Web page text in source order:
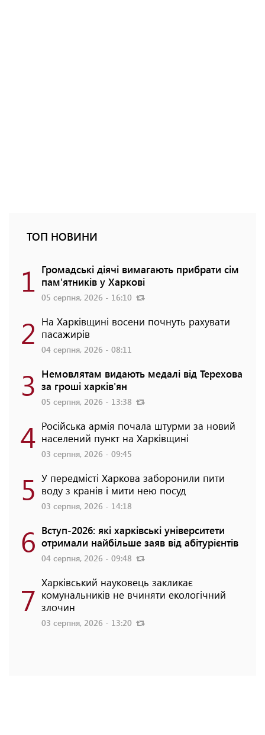
ТОП НОВИНИ
1 Громадські діячі вимагають прибрати сім
пам'ятників у Харкові
05 серпня, 2026 - 16:10
2 На Харківщині восени почнуть рахувати
пасажирів
04 серпня, 2026 - 08:11
3 Немовлятам видають медалі від Терехова
за гроші харків'ян
05 серпня, 2026 - 13:38
4 Російська армія почала штурми за новий
населений пункт на Харківщині
03 серпня, 2026 - 09:45
5 У передмісті Харкова заборонили пити
воду з кранів і мити нею посуд
03 серпня, 2026 - 14:18
6 Вступ-2026: які харківські університети
отримали найбільше заяв від абітурієнтів
04 серпня, 2026 - 09:48
7 Харківський науковець закликає
комунальників не вчиняти екологічний
злочин
03 серпня, 2026 - 13:20